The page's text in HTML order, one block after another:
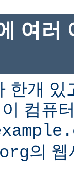
여러
한개
컴퓨
의 웹